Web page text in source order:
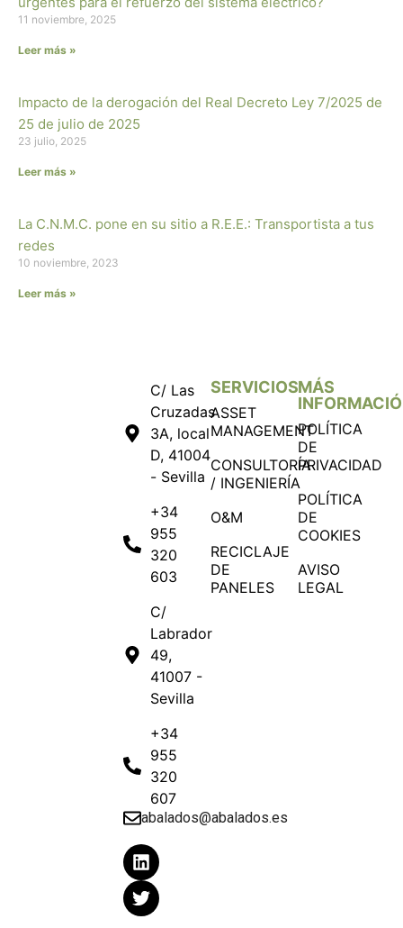
11 noviembre, 2025
Leer más »
Impacto de la derogación del Real Decreto Ley 7/2025 de
25 de julio de 2025
23 julio, 2025
Leer más »
La C.N.M.C. pone en su sitio a R.E.E.: Transportista a tus
redes
10 noviembre, 2023
Leer más »
C/ Las
Cruzadas
3A, local
D, 41004
- Sevilla
+34
955
320
603
C/
Labrador
49,
41007 -
Sevilla
+34
955
320
607
abalados@abalados.es
SERVICIOS
ASSET
MANAGEMENT
CONSULTORÍA
/ INGENIERÍA
O&M
RECICLAJE
DE
PANELES
MÁS
POLÍTICA
DE
PRIVACIDAD
POLÍTICA
DE
COOKIES
AVISO
LEGAL